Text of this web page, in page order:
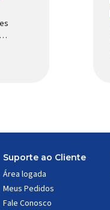
Suporte ao Cliente
Área logada
Meus Pedidos
Fale Conosco